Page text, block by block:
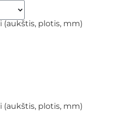
(aukštis, plotis, mm)
(aukštis, plotis, mm)